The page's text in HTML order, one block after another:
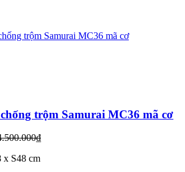
trộm Samurai MC36 mã cơ
x S48 cm